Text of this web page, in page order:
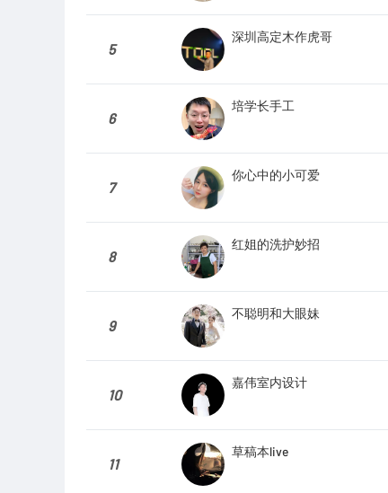
5
深圳高定木作虎哥
6
培学长手工
7
你心中的小可爱
8
红姐的洗护妙招
9
不聪明和大眼妹
10
嘉伟室内设计
11
草稿本live